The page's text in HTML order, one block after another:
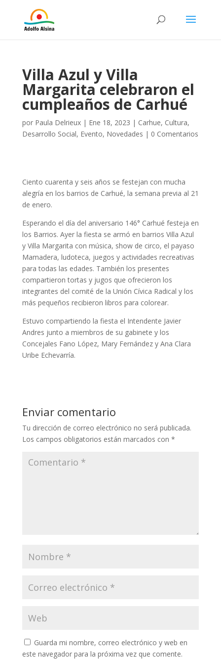
Villa Azul y Villa
Margarita celebraron el
cumpleaños de Carhué
por Paula Delrieux| Ene 18, 2023 | Carhue, Cultura,
Desarrollo Social, Evento, Novedades | 0 Comentarios
Ciento cuarenta y seis años se festejan con mucha
alegría en los barrios de Carhué, la semana previa al 21
de enero.
Esperando el día del aniversario 146° Carhué festeja en
los Barrios. Ayer la fiesta se armó en barrios Villa Azul
y Villa Margarita con música, show de circo, el payaso
Mamadera, ludoteca, juegos y actividades recreativas
para todas las edades. También los presentes
compartieron tortas y jugos que ofrecieron los
integrantes del comité de la Unión Cívica Radical y los
más pequeños recibieron libros para colorear.
Estuvo compartiendo la fiesta el Intendente Javier
Andres junto a miembros de su gabinete y los
Concejales Fano López, Mary Fernández y Ana Clara
Uribe Echevarría.
Enviar comentario
Tu dirección de correo electrónico no será publicada.
Los campos obligatorios están marcados con *
Guarda mi nombre, correo electrónico y web en
este navegador para la próxima vez que comente.